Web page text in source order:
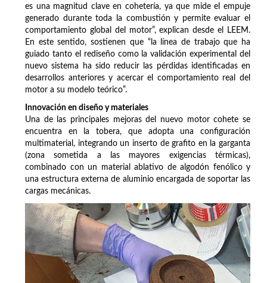
es una magnitud clave en cohetería, ya que mide el empuje
generado durante toda la combustión y permite evaluar el
comportamiento global del motor”, explican desde el LEEM.
En este sentido, sostienen que “la línea de trabajo que ha
guiado tanto el rediseño como la validación experimental del
nuevo sistema ha sido reducir las pérdidas identificadas en
desarrollos anteriores y acercar el comportamiento real del
motor a su modelo teórico”.
Innovación en diseño y materiales
Una de las principales mejoras del nuevo motor cohete se
encuentra en la tobera, que adopta una configuración
multimaterial, integrando un inserto de grafito en la garganta
(zona sometida a las mayores exigencias térmicas),
combinado con un material ablativo de algodón fenólico y
una estructura externa de aluminio encargada de soportar las
cargas mecánicas.